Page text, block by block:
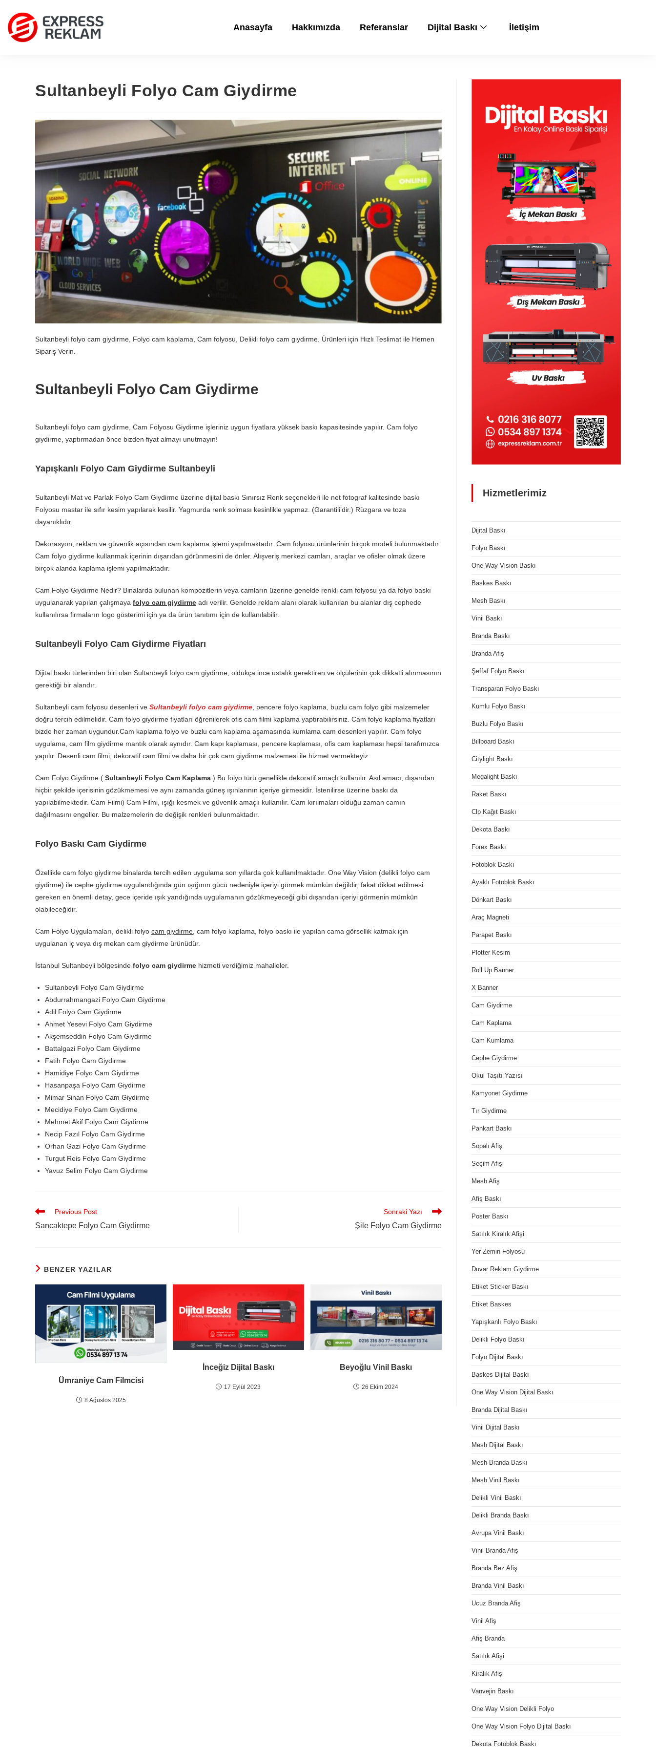
Anasayfa Hakkımızda Referanslar Dijital Baskı İletişim
Sultanbeyli Folyo Cam Giydirme
Sultanbeyli folyo cam giydirme, Folyo cam kaplama, Cam folyosu, Delikli folyo cam giydirme. Ürünleri için Hızlı Teslimat ile Hemen
Sipariş Verin.
Sultanbeyli Folyo Cam Giydirme
Sultanbeyli folyo cam giydirme, Cam Folyosu Giydirme işleriniz uygun fiyatlara yüksek baskı kapasitesinde yapılır. Cam folyo
giydirme, yaptırmadan önce bizden fiyat almayı unutmayın!
Yapışkanlı Folyo Cam Giydirme Sultanbeyli
Sultanbeyli Mat ve Parlak Folyo Cam Giydirme üzerine dijital baskı Sınırsız Renk seçenekleri ile net fotograf kalitesinde baskı
Folyosu mastar ile sıfır kesim yapılarak kesilir. Yagmurda renk solması kesinlikle yapmaz. (Garantili’dir.) Rüzgara ve toza
dayanıklıdır.
Dekorasyon, reklam ve güvenlik açısından cam kaplama işlemi yapılmaktadır. Cam folyosu ürünlerinin birçok modeli bulunmaktadır.
Cam folyo giydirme kullanmak içerinin dışarıdan görünmesini de önler. Alışveriş merkezi camları, araçlar ve ofisler olmak üzere
birçok alanda kaplama işlemi yapılmaktadır.
Cam Folyo Giydirme Nedir? Binalarda bulunan kompozitlerin veya camların üzerine genelde renkli cam folyosu ya da folyo baskı
uygulanarak yapılan çalışmaya folyo cam giydirme adı verilir. Genelde reklam alanı olarak kullanılan bu alanlar dış cephede
kullanılırsa firmaların logo gösterimi için ya da ürün tanıtımı için de kullanılabilir.
Sultanbeyli Folyo Cam Giydirme Fiyatları
Dijital baskı türlerinden biri olan Sultanbeyli folyo cam giydirme, oldukça ince ustalık gerektiren ve ölçülerinin çok dikkatli alınmasının
gerektiği bir alandır.
Sultanbeyli cam folyosu desenleri ve Sultanbeyli folyo cam giydirme , pencere folyo kaplama, buzlu cam folyo gibi malzemeler
doğru tercih edilmelidir. Cam folyo giydirme fiyatları öğrenilerek ofis cam filmi kaplama yaptırabilirsiniz. Cam folyo kaplama fiyatları
bizde her zaman uygundur.Cam kaplama folyo ve buzlu cam kaplama aşamasında kumlama cam desenleri yapılır. Cam folyo
uygulama, cam film giydirme mantık olarak aynıdır. Cam kapı kaplaması, pencere kaplaması, ofis cam kaplaması hepsi tarafımızca
yapılır. Desenli cam filmi, dekoratif cam filmi ve daha bir çok cam giydirme malzemesi ile hizmet vermekteyiz.
Cam Folyo Giydirme ( Sultanbeyli Folyo Cam Kaplama ) Bu folyo türü genellikle dekoratif amaçlı kullanılır. Asıl amacı, dışarıdan
hiçbir şekilde içerisinin gözükmemesi ve aynı zamanda güneş ışınlarının içeriye girmesidir. İstenilirse üzerine baskı da
yapılabilmektedir. Cam Filmi) Cam Filmi, ışığı kesmek ve güvenlik amaçlı kullanılır. Cam kırılmaları olduğu zaman camın
dağılmasını engeller. Bu malzemelerin de değişik renkleri bulunmaktadır.
Folyo Baskı Cam Giydirme
Özellikle cam folyo giydirme binalarda tercih edilen uygulama son yıllarda çok kullanılmaktadır. One Way Vision (delikli folyo cam
giydirme) ile cephe giydirme uygulandığında gün ışığının gücü nedeniyle içeriyi görmek mümkün değildir, fakat dikkat edilmesi
gereken en önemli detay, gece içeride ışık yandığında uygulamanın gözükmeyeceği gibi dışarıdan içeriyi görmenin mümkün
olabileceğidir.
Cam Folyo Uygulamaları, delikli folyo cam giydirme , cam folyo kaplama, folyo baskı ile yapılan cama görsellik katmak için
uygulanan iç veya dış mekan cam giydirme ürünüdür.
İstanbul Sultanbeyli bölgesinde folyo cam giydirme hizmeti verdiğimiz mahalleler.
Sultanbeyli Folyo Cam Giydirme
Abdurrahmangazi Folyo Cam Giydirme
Adil Folyo Cam Giydirme
Ahmet Yesevi Folyo Cam Giydirme
Akşemseddin Folyo Cam Giydirme
Battalgazi Folyo Cam Giydirme
Fatih Folyo Cam Giydirme
Hamidiye Folyo Cam Giydirme
Hasanpaşa Folyo Cam Giydirme
Mimar Sinan Folyo Cam Giydirme
Mecidiye Folyo Cam Giydirme
Mehmet Akif Folyo Cam Giydirme
Necip Fazıl Folyo Cam Giydirme
Orhan Gazi Folyo Cam Giydirme
Turgut Reis Folyo Cam Giydirme
Yavuz Selim Folyo Cam Giydirme
Previous Post
Sancaktepe Folyo Cam Giydirme
Sonraki Yazı
Şile Folyo Cam Giydirme
BENZER YAZILAR
Ümraniye Cam Filmcisi
8 Ağustos 2025
İnceğiz Dijital Baskı
17 Eylül 2023
Beyoğlu Vinil Baskı
26 Ekim 2024
Hizmetlerimiz
Dijital Baskı
Folyo Baskı
One Way Vision Baskı
Baskes Baskı
Mesh Baskı
Vinil Baskı
Branda Baskı
Branda Afiş
Şeffaf Folyo Baskı
Transparan Folyo Baskı
Kumlu Folyo Baskı
Buzlu Folyo Baskı
Billboard Baskı
Citylight Baskı
Megalight Baskı
Raket Baskı
Clp Kağıt Baskı
Dekota Baskı
Forex Baskı
Fotoblok Baskı
Ayaklı Fotoblok Baskı
Dönkart Baskı
Araç Magneti
Parapet Baskı
Plotter Kesim
Roll Up Banner
X Banner
Cam Giydirme
Cam Kaplama
Cam Kumlama
Cephe Giydirme
Okul Taşıtı Yazısı
Kamyonet Giydirme
Tır Giydirme
Pankart Baskı
Sopalı Afiş
Seçim Afişi
Mesh Afiş
Afiş Baskı
Poster Baskı
Satılık Kiralık Afişi
Yer Zemin Folyosu
Duvar Reklam Giydirme
Etiket Sticker Baskı
Etiket Baskes
Yapışkanlı Folyo Baskı
Delikli Folyo Baskı
Folyo Dijital Baskı
Baskes Dijital Baskı
One Way Vision Dijital Baskı
Branda Dijital Baskı
Vinil Dijital Baskı
Mesh Dijital Baskı
Mesh Branda Baskı
Mesh Vinil Baskı
Delikli Vinil Baskı
Delikli Branda Baskı
Avrupa Vinil Baskı
Vinil Branda Afiş
Branda Bez Afiş
Branda Vinil Baskı
Ucuz Branda Afiş
Vinil Afiş
Afiş Branda
Satılık Afişi
Kiralık Afişi
Vanvejin Baskı
One Way Vision Delikli Folyo
One Way Vision Folyo Dijital Baskı
Dekota Fotoblok Baskı